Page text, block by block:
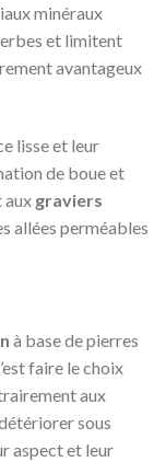
minéraux
et limitent
avantageux
lisse et leur
de boue et
aux graviers
allées perméables
à base de pierres
faire le choix
aux
sous
aspect et leur